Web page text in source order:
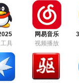
具
网易音乐
视频播放